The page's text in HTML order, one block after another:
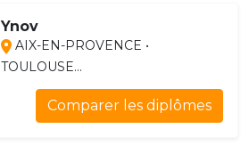
Ynov
AIX-EN-PROVENCE •
TOULOUSE...
Comparer les diplômes